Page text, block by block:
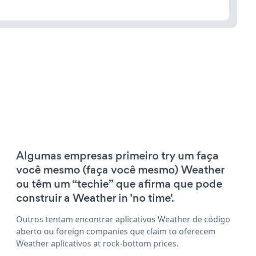
Algumas empresas primeiro try um faça
você mesmo (faça você mesmo) Weather
ou têm um “techie” que afirma que pode
construir a Weather in 'no time'.
Outros tentam encontrar aplicativos Weather de código
aberto ou foreign companies que claim to oferecem
Weather aplicativos at rock-bottom prices.